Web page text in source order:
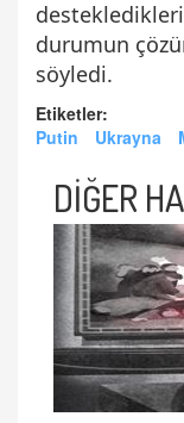
durumun
söyledi.
Etiketler:
Putin
Ukrayna
DİĞER